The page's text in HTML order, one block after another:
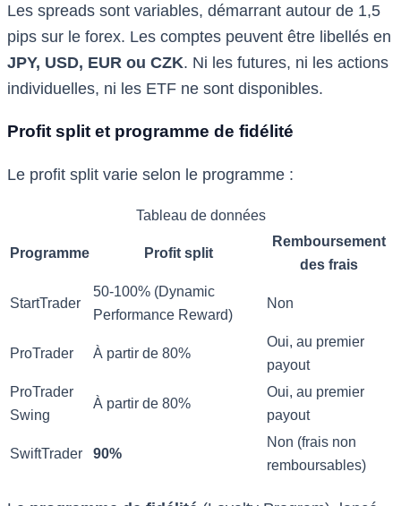
Les spreads sont variables, démarrant autour de 1,5
pips sur le forex. Les comptes peuvent être libellés en
JPY, USD, EUR ou CZK. Ni les futures, ni les actions
individuelles, ni les ETF ne sont disponibles.
Profit split et programme de fidélité
Le profit split varie selon le programme :
Tableau de données
Programme Profit split
Remboursement
des frais
StartTrader
50-100% (Dynamic
Performance Reward)
Non
ProTrader À partir de 80%
Oui, au premier
payout
ProTrader
Swing
À partir de 80%
Oui, au premier
payout
SwiftTrader 90%
Non (frais non
remboursables)